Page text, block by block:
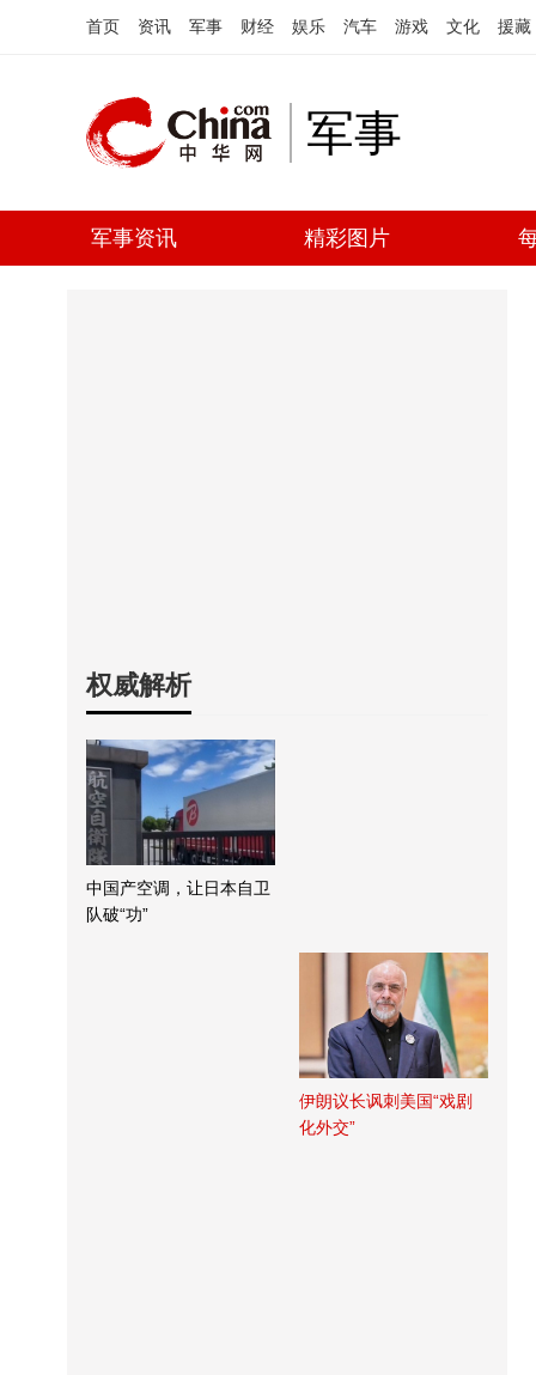
首页 资讯 军事 财经 娱乐 汽车 游戏 文化 援藏
军事
军事资讯 精彩图片
权威解析
中国产空调，让日本自卫
队破“功”
伊朗议长讽刺美国“戏剧
化外交”